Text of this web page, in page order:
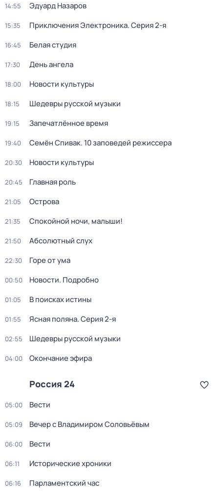
14:55 Эдуард Назаров
15:35 Приключения Электроника. Серия 2-я
16:45 Белая студия
17:30 День ангела
18:00 Новости культуры
18:15 Шедевры русской музыки
19:15 Запечатлённое время
19:40 Семён Спивак. 10 заповедей режиссера
20:30 Новости культуры
20:45 Главная роль
21:05 Острова
21:35 Спокойной ночи, малыши!
21:50 Абсолютный слух
22:30 Горе от ума
00:50 Новости. Подробно
01:05 В поисках истины
01:55 Ясная поляна. Серия 2-я
02:55 Шедевры русской музыки
04:00 Окончание эфира
Россия 24
05:00 Вести
05:09 Вечер с Владимиром Соловьёвым
06:00 Вести
06:11 Исторические хроники
06:16 Парламентский час